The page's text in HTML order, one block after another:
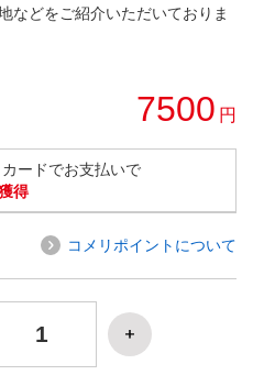
などをご紹介いただいておりま
7500 円
ードでお支払いで
得
コメリポイントについて